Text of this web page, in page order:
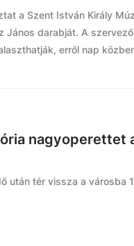
a Szent István Király
János darabját. A
erről nap
nagyoperettet
után tér vissza a városba